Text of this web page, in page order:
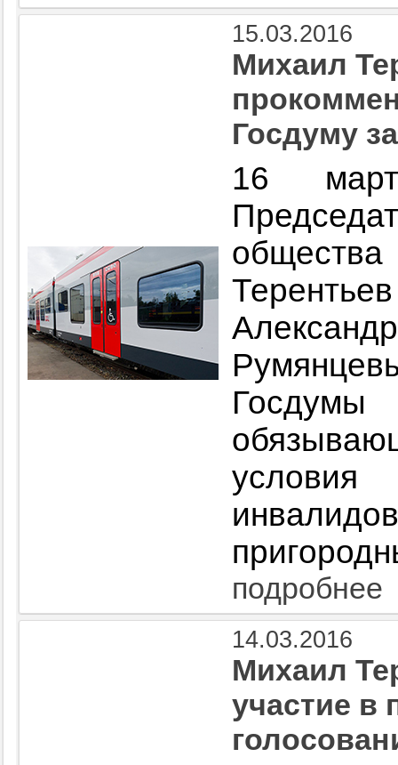
15.03.2016
Михаил
Госдуму
16
подробнее
14.03.2016
Михаил
участие в